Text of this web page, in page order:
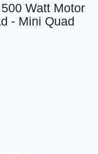
Watt Motor
- Mini Quad